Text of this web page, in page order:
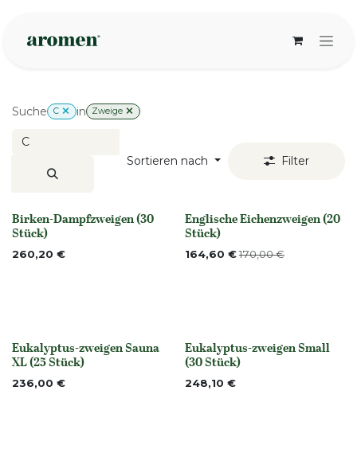
Suche C in Zweige
Sortieren nach Filter
Nicht vorrättig
Birken-Dampfzweigen (30
Stück)
260,20 €
None
Englische Eichenzweigen (20
Stück)
164,60 €170,00€
Nicht vorrättig
Eukalyptus-zweigen Sauna
XL (25 Stück)
236,00 €
None
Eukalyptus-zweigen Small
(30 Stück)
248,10 €